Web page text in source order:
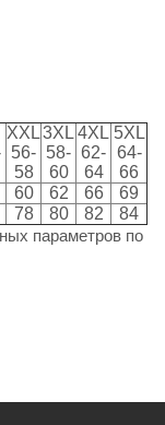
XXL
56-
58
3XL
58-
60
4XL
62-
64
5XL
64-
66
60 62 66
69
78 80 82
84
параметров по